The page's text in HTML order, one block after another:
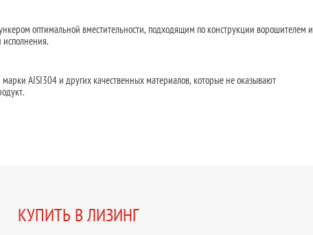
оптимальной вместительности, подходящим по конструкции ворошителем и
AISI304 и других качественных материалов, которые не оказывают
КУПИТЬ В ЛИЗИНГ